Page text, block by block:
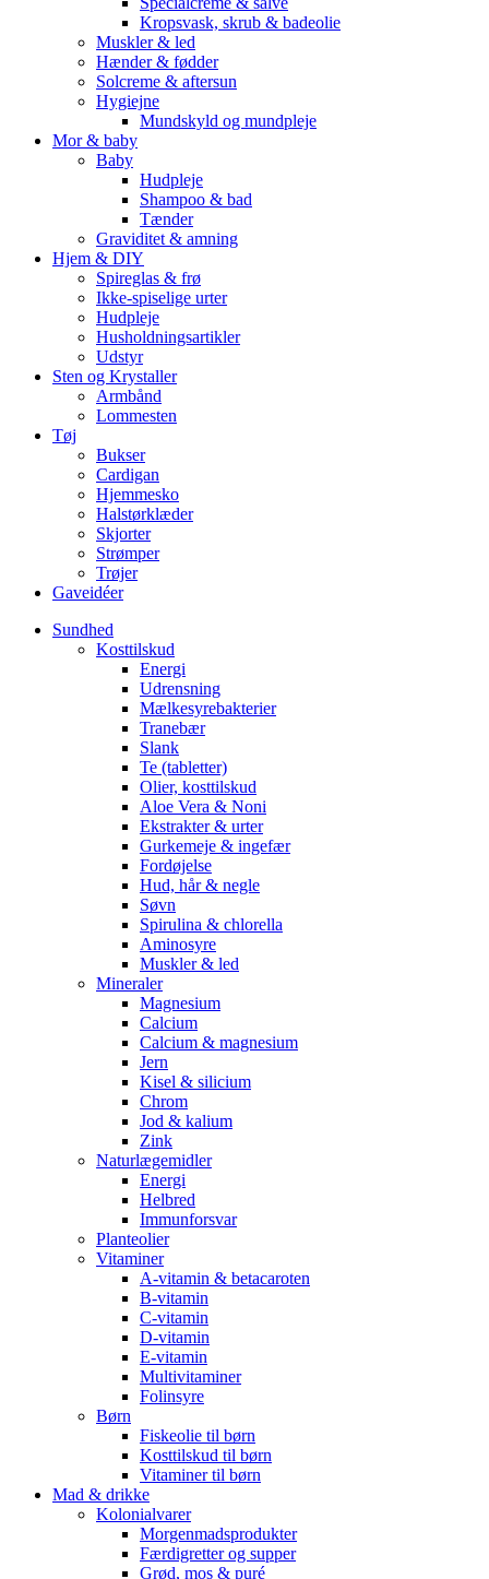
Kropsvask, skrub & badeolie
Muskler & led
Hænder & fødder
Solcreme & aftersun
Hygiejne
Mundskyld og mundpleje
Mor & baby
Baby
Hudpleje
Shampoo & bad
Tænder
Graviditet & amning
Hjem & DIY
Spireglas & frø
Ikke-spiselige urter
Hudpleje
Husholdningsartikler
Udstyr
Sten og Krystaller
Armbånd
Lommesten
Tøj
Bukser
Cardigan
Hjemmesko
Halstørklæder
Skjorter
Strømper
Trøjer
Gaveidéer
Sundhed
Kosttilskud
Energi
Udrensning
Mælkesyrebakterier
Tranebær
Slank
Te (tabletter)
Olier, kosttilskud
Aloe Vera & Noni
Ekstrakter & urter
Gurkemeje & ingefær
Fordøjelse
Hud, hår & negle
Søvn
Spirulina & chlorella
Aminosyre
Muskler & led
Mineraler
Magnesium
Calcium
Calcium & magnesium
Jern
Kisel & silicium
Chrom
Jod & kalium
Zink
Naturlægemidler
Energi
Helbred
Immunforsvar
Planteolier
Vitaminer
A-vitamin & betacaroten
B-vitamin
C-vitamin
D-vitamin
E-vitamin
Multivitaminer
Folinsyre
Børn
Fiskeolie til børn
Kosttilskud til børn
Vitaminer til børn
Mad & drikke
Kolonialvarer
Morgenmadsprodukter
Færdigretter og supper
Grød, mos & puré